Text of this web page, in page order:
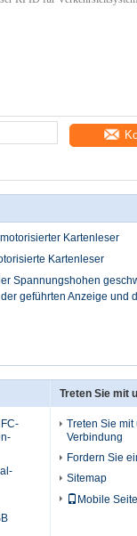
Kartenleser
Kartenleser
Spannungshohen
geführten Anzeige und
Treten Sie mit
Treten Sie mit
Verbindung
Fordern Sie
Sitemap
Mobile Seite